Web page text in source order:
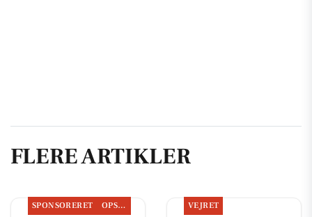
FLERE ARTIKLER
SPONSORERET OPSLAGSTAVLEN VEJRET